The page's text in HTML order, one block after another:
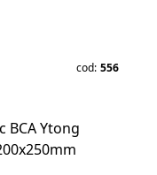
cod: 556